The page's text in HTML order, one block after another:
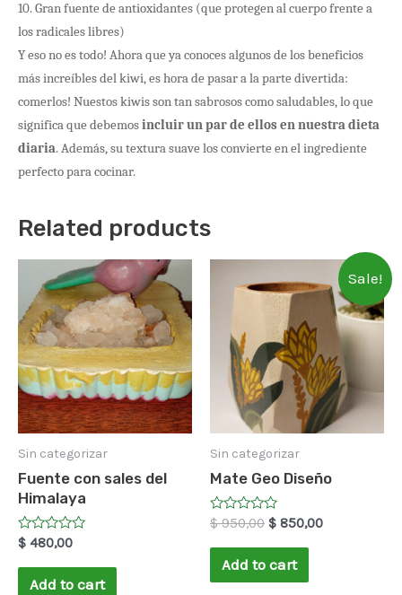
10. Gran fuente de antioxidantes (que protegen al cuerpo frente a
los radicales libres)
Y eso no es todo! Ahora que ya conoces algunos de los beneficios
más increíbles del kiwi, es hora de pasar a la parte divertida:
comerlos! Nuestos kiwis son tan sabrosos como saludables, lo que
significa que debemosincluir un par de ellos en nuestra dieta
diaria. Además, su textura suave los convierte en el ingrediente
perfecto para cocinar.
Related products
Sin categorizar
Fuente con sales del
Himalaya
Rated
0
out
$ 480,00
Add to cart
Sale!
Sin categorizar
Mate Geo Diseño
Rated
0
out
$950,00 $ 850,00
Add to cart